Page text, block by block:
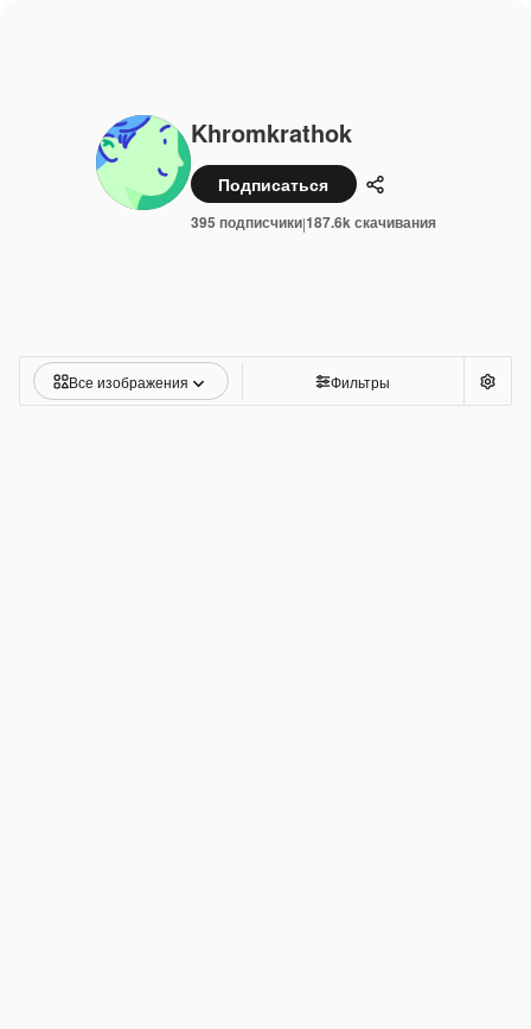
Khromkrathok
Подписаться Поделиться
395 подписчики|187.6k скачивания
Все изображения Фильтры